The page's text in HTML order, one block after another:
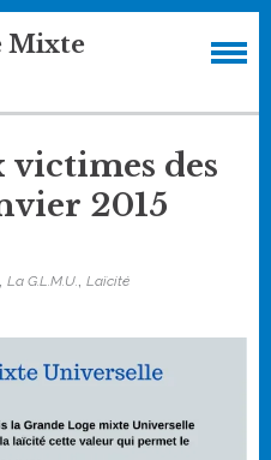
Mixte
victimes des
2015
, La G.L.M.U., Laïcité